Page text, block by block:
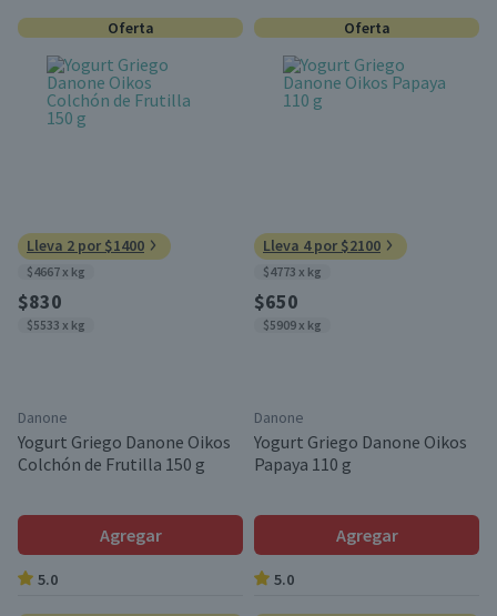
Oferta
Lleva 2 por $1400
$4667 x kg
$830
$5533 x kg
Danone
Yogurt Griego Danone Oikos
Colchón de Frutilla 150 g
Agregar
5.0
Oferta
Lleva 4 por $2100
$4773 x kg
$650
$5909 x kg
Danone
Yogurt Griego Danone Oikos
Papaya 110 g
Agregar
5.0